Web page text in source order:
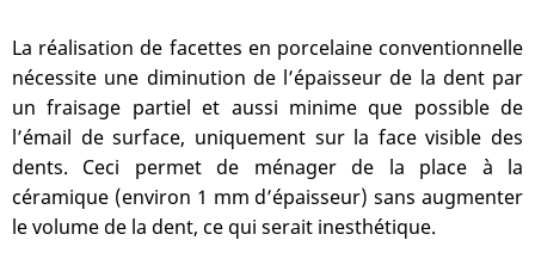
La réalisation de facettes en porcelaine conventionnelle
nécessite une diminution de l’épaisseur de la dent par
un fraisage partiel et aussi minime que possible de
l’émail de surface, uniquement sur la face visible des
dents. Ceci permet de ménager de la place à la
céramique (environ 1 mm d’épaisseur) sans augmenter
le volume de la dent, ce qui serait inesthétique.